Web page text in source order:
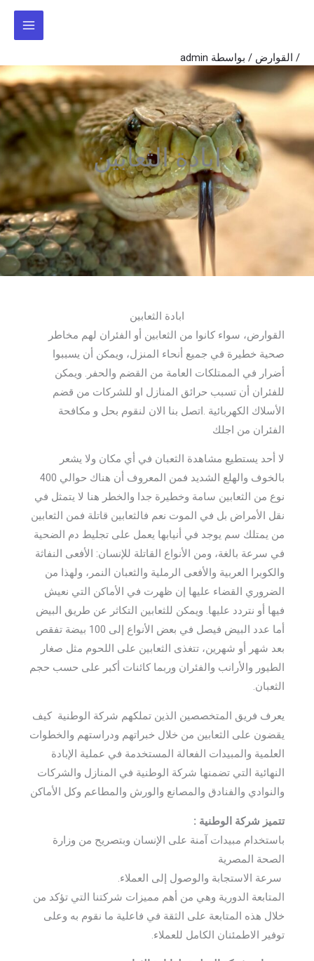
/ القوارض / بواسطة admin
ابادة الثعابين
ابادة الثعابين
القوارض، سواء كانوا من الثعابين أو الفئران لهم مخاطر
صحية خطيرة في جميع أنحاء المنزل، ويمكن أن يسببوا
أضرار في الممتلكات العامة من القضم والحفر. ويمكن
للفئران أن تسبب حرائق المنازل او للشركات من قضم
الأسلاك الكهربائية .اتصل بنا الان لنقوم بحل و مكافحة
الفئران من اجلك
لا أحد يستطيع مشاهدة الثعبان في أي مكان ولا يشعر
بالخوف والهلع الشديد فمن المعروف أن هناك حوالي 400
نوع من الثعابين سامة وخطيرة جدا والخطر هنا لا يتمثل في
نقل الأمراض بل في الموت نعم فالثعابين قاتلة فمن الثعابين
من يمتلك سم يوجد في أنيابها يعمل على تجليط دم الضحية
في سرعة بالغة، ومن الأنواع القاتلة للإنسان: الأفعى النفاثة
والكوبرا العربية والأفعى الرملية والثعبان النمر، ولهذا من
الضروري القضاء عليها إن ظهرت في الأماكن التي نعيش
فيها أو نتردد عليها. ويمكن للثعابين التكاثر عن طريق البيض
أما عدد البيض فيصل في بعض الأنواع إلى 100 بيضة تفقص
بعد شهر أو شهرين، تتغذى الثعابين على اللحوم مثل صغار
الطيور والأرانب والفئران وربما كائنات أكبر على حسب حجم
الثعبان.
يعرف فريق المتخصصين الذين تملكهم شركة الوطنية كيف
يقضون على الثعابين من خلال خبراتهم ودراستهم والخطوات
العلمية والمبيدات الفعالة المستخدمة في عملية الإبادة
النهائية التي تضمنها شركة الوطنية في المنازل والشركات
والنوادي والفنادق والمصانع والورش والمطاعم وكل الأماكن
تتميز شركة الوطنية :
باستخدام مبيدات آمنة على الإنسان وبتصريح من وزارة
الصحة المصرية
سرعة الاستجابة والوصول إلى العملاء.
المتابعة الدورية وهي من أهم مميزات شركتنا التي تؤكد من
خلال هذه المتابعة على الثقة في فاعلية ما نقوم به وعلى
توفير الاطمئنان الكامل للعملاء.